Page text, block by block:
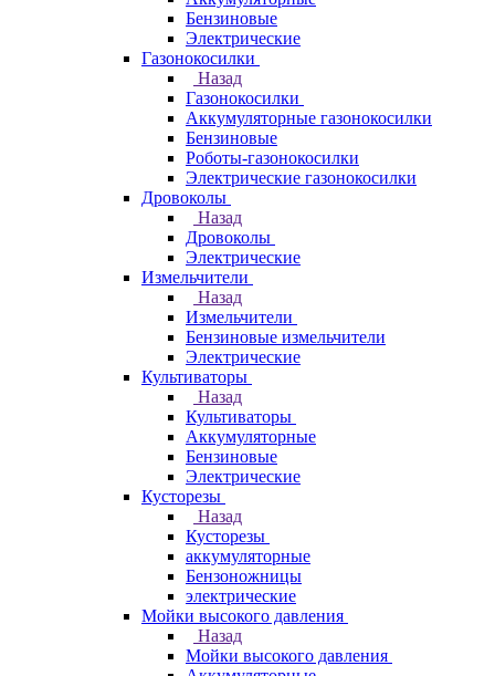
Бензиновые
Электрические
Газонокосилки
Назад
Газонокосилки
Аккумуляторные газонокосилки
Бензиновые
Роботы-газонокосилки
Электрические газонокосилки
Дровоколы
Назад
Дровоколы
Электрические
Измельчители
Назад
Измельчители
Бензиновые измельчители
Электрические
Культиваторы
Назад
Культиваторы
Аккумуляторные
Бензиновые
Электрические
Кусторезы
Назад
Кусторезы
аккумуляторные
Бензоножницы
электрические
Мойки высокого давления
Назад
Мойки высокого давления